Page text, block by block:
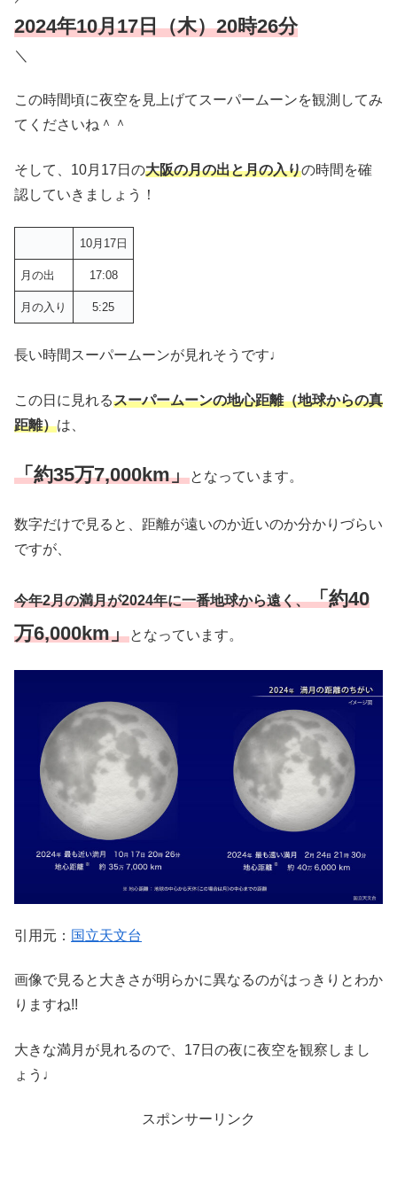
2024年10月17日（木）20時26分
＼
この時間頃に夜空を見上げてスーパームーンを観測してみ
てくださいね＾＾
そして、10月17日の大阪の月の出と月の入りの時間を確
認していきましょう！
10月17日
月の出 17:08
月の入り 5:25
長い時間スーパームーンが見れそうです♩
この日に見れるスーパームーンの地心距離（地球からの真
距離）は、
「約35万7,000km」となっています。
数字だけで見ると、距離が遠いのか近いのか分かりづらい
ですが、
今年2月の満月が2024年に一番地球から遠く、「約40
万6,000km」となっています。
引用元： 国立天文台
画像で見ると大きさが明らかに異なるのがはっきりとわか
りますね!!
大きな満月が見れるので、17日の夜に夜空を観察しまし
ょう♩
スポンサーリンク